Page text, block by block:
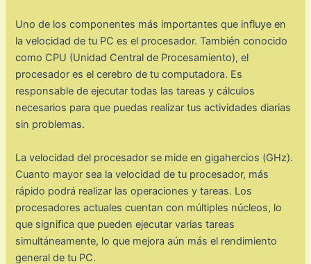
Uno de los componentes más importantes que influye en
la velocidad de tu PC es el procesador. También conocido
como CPU (Unidad Central de Procesamiento), el
procesador es el cerebro de tu computadora. Es
responsable de ejecutar todas las tareas y cálculos
necesarios para que puedas realizar tus actividades diarias
sin problemas.
La velocidad del procesador se mide en gigahercios (GHz).
Cuanto mayor sea la velocidad de tu procesador, más
rápido podrá realizar las operaciones y tareas. Los
procesadores actuales cuentan con múltiples núcleos, lo
que significa que pueden ejecutar varias tareas
simultáneamente, lo que mejora aún más el rendimiento
general de tu PC.